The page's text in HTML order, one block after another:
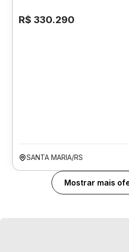
R$ 330.290
SANTA MARIA/RS
Mostrar mais